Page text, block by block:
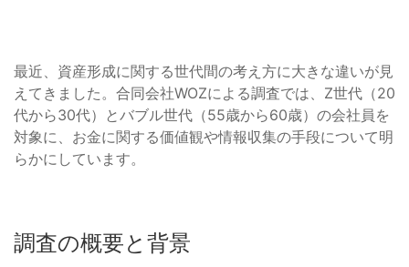
最近、資産形成に関する世代間の考え方に大きな違いが見
えてきました。合同会社WOZによる調査では、Z世代（20
代から30代）とバブル世代（55歳から60歳）の会社員を
対象に、お金に関する価値観や情報収集の手段について明
らかにしています。
調査の概要と背景